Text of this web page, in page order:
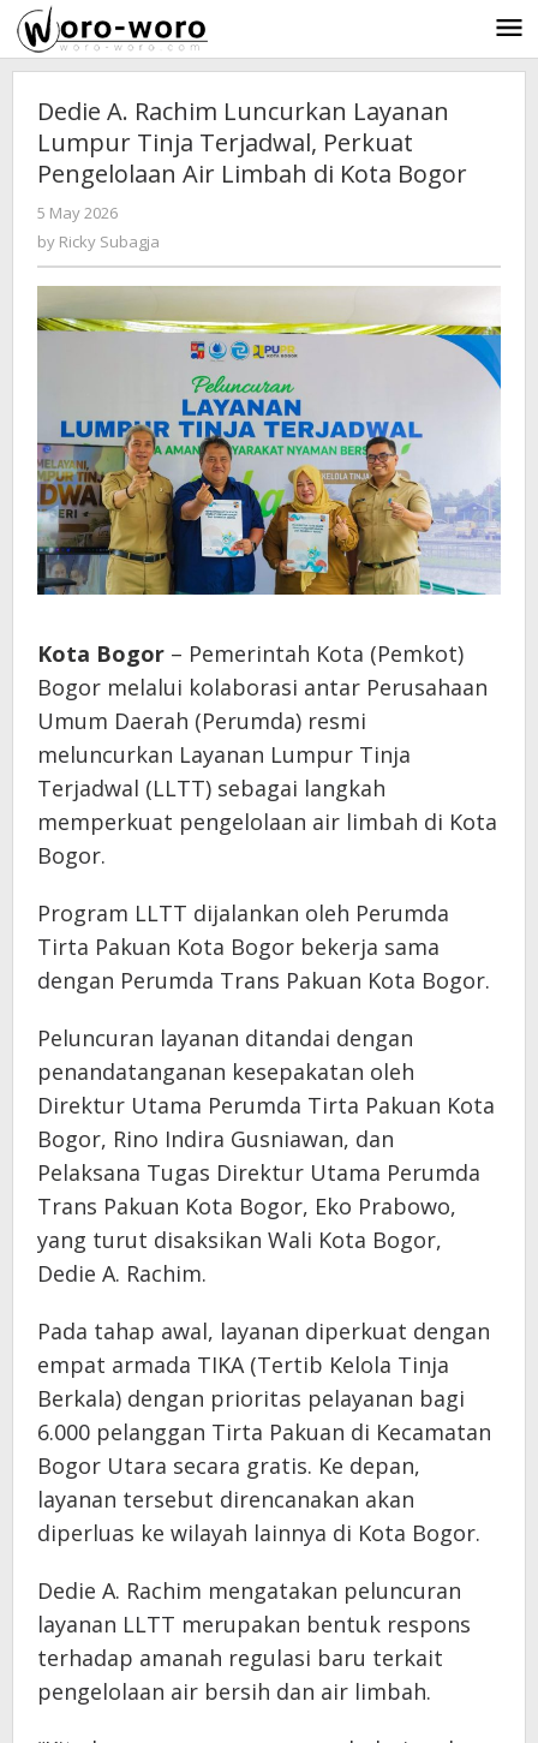
Skip
to
content
Dedie A. Rachim Luncurkan Layanan
Lumpur Tinja Terjadwal, Perkuat
Pengelolaan Air Limbah di Kota Bogor
5 May 2026
Ricky
Subagja
by Ricky Subagja
Kota Bogor – Pemerintah Kota (Pemkot)
Bogor melalui kolaborasi antar Perusahaan
Umum Daerah (Perumda) resmi
meluncurkan Layanan Lumpur Tinja
Terjadwal (LLTT) sebagai langkah
memperkuat pengelolaan air limbah di Kota
Bogor.
Program LLTT dijalankan oleh Perumda
Tirta Pakuan Kota Bogor bekerja sama
dengan Perumda Trans Pakuan Kota Bogor.
Peluncuran layanan ditandai dengan
penandatanganan kesepakatan oleh
Direktur Utama Perumda Tirta Pakuan Kota
Bogor, Rino Indira Gusniawan, dan
Pelaksana Tugas Direktur Utama Perumda
Trans Pakuan Kota Bogor, Eko Prabowo,
yang turut disaksikan Wali Kota Bogor,
Dedie A. Rachim.
Pada tahap awal, layanan diperkuat dengan
empat armada TIKA (Tertib Kelola Tinja
Berkala) dengan prioritas pelayanan bagi
6.000 pelanggan Tirta Pakuan di Kecamatan
Bogor Utara secara gratis. Ke depan,
layanan tersebut direncanakan akan
diperluas ke wilayah lainnya di Kota Bogor.
Dedie A. Rachim mengatakan peluncuran
layanan LLTT merupakan bentuk respons
terhadap amanah regulasi baru terkait
pengelolaan air bersih dan air limbah.